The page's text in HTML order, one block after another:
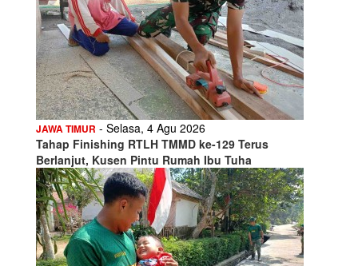
JAWA TIMUR - Selasa, 4 Agu 2026
Tahap Finishing RTLH TMMD ke-129 Terus
Berlanjut, Kusen Pintu Rumah Ibu Tuha